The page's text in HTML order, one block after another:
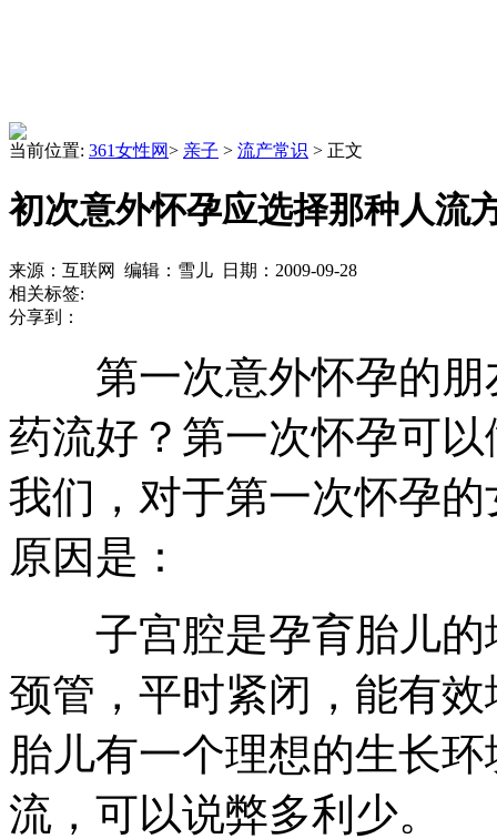
当前位置: 361女性网> 亲子 > 流产常识 > 正文
初次意外怀孕应选择那种人流
来源：互联网 编辑：雪儿 日期：2009-09-28
相关标签:
分享到：
第一次意外怀孕的朋
药流好？第一次怀孕可
我们，对于第一次怀孕
原因是：
子宫腔是孕育胎儿的
颈管，平时紧闭，能有
胎儿有一个理想的生长
流，可以说弊多利少。